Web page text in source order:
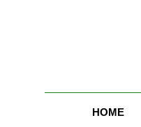
HOME